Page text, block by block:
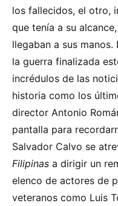
los fallecidos, el otro,
que tenía a su
llegaban a sus
la guerra finalizada
incrédulos de las
historia como los
director Antonio
pantalla para
Salvador Calvo se
Filipinas a dirigir un
elenco de actores de
veteranos como Luis